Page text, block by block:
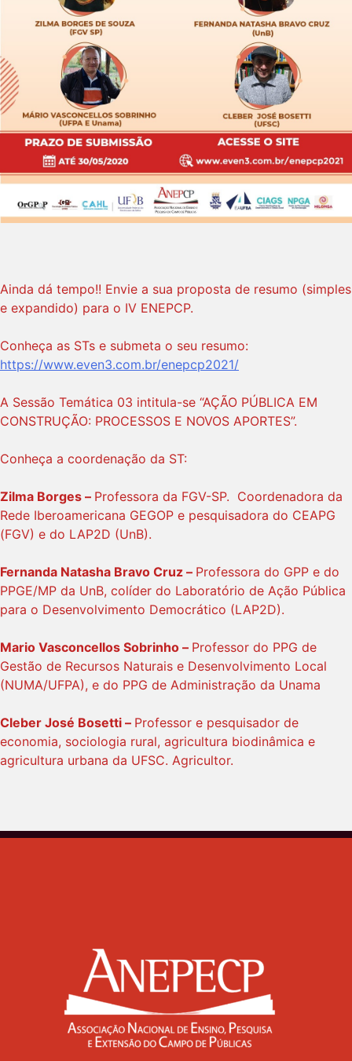
Ainda dá tempo!! Envie a sua proposta de resumo (simples
e expandido) para o IV ENEPCP.
Conheça as STs e submeta o seu resumo:
https://www.even3.com.br/enepcp2021/
A Sessão Temática 03 intitula-se “AÇÃO PÚBLICA EM
CONSTRUÇÃO: PROCESSOS E NOVOS APORTES”.
Conheça a coordenação da ST:
Zilma Borges – Professora da FGV-SP. Coordenadora da
Rede Iberoamericana GEGOP e pesquisadora do CEAPG
(FGV) e do LAP2D (UnB).
Fernanda Natasha Bravo Cruz – Professora do GPP e do
PPGE/MP da UnB, colíder do Laboratório de Ação Pública
para o Desenvolvimento Democrático (LAP2D).
Mario Vasconcellos Sobrinho – Professor do PPG de
Gestão de Recursos Naturais e Desenvolvimento Local
(NUMA/UFPA), e do PPG de Administração da Unama
Cleber José Bosetti – Professor e pesquisador de
economia, sociologia rural, agricultura biodinâmica e
agricultura urbana da UFSC. Agricultor.